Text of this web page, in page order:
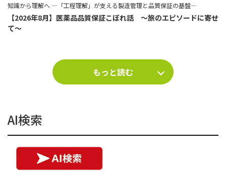
知識から理解へ ―「工程理解」が支える製造管理と品質保証の基盤―
【2026年8月】医薬品品質保証こぼれ話 ～旅のエピソードに寄せ
て～
もっと読む
AI検索